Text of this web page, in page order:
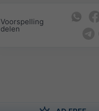
Voorspelling
delen